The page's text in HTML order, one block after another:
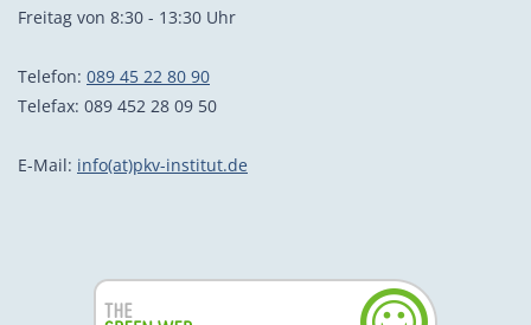
Freitag von 8:30 - 13:30 Uhr
Telefon: 089 45 22 80 90
Telefax: 089 452 28 09 50
E-Mail: info(at)pkv-institut.de